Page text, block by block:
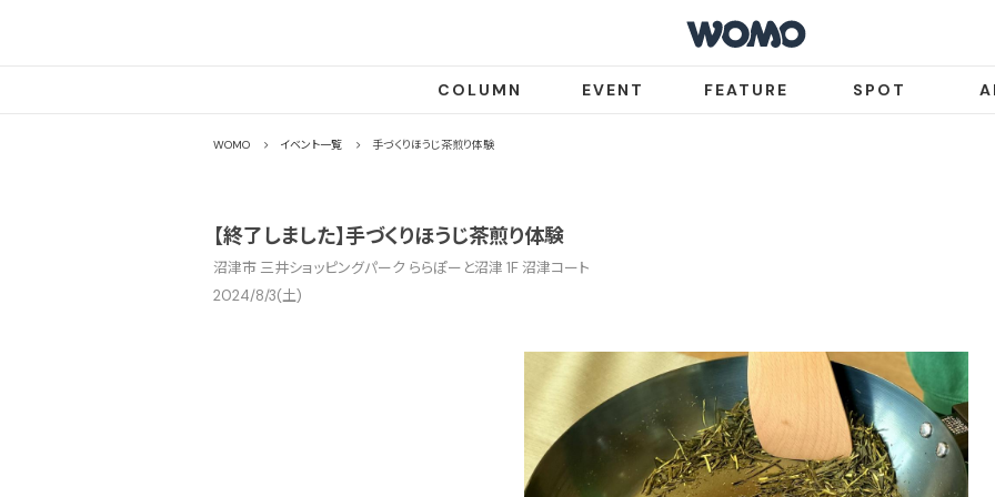
COLUMN EVENT FEATURE SPOT
WOMO イベント一覧 手づくりほうじ茶煎り体験
【終了しました】手づくりほうじ茶煎り体験
沼津市 三井ショッピングパーク ららぽーと沼津 1F 沼津コート
2024/8/3(土)